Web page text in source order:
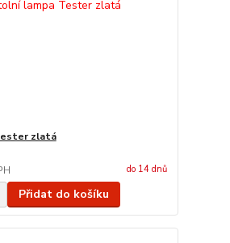
zlatá
do 14 dnů
Přidat do košíku